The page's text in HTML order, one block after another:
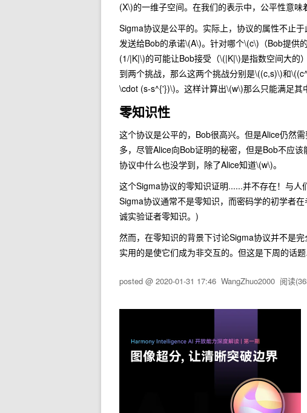
(X\)的一维子空间。在我们的表示中，公平性意
Sigma协议是公平的。实际上，协议的属性不止
发送给Bob的承诺\(A\)。针对哪个\(c\) （Bob提供
(1/|K|\)的可能让Bob接受（\(|K|\)是指数空间大的
到两个挑战，那么这两个挑战分别是\((c,s)\)和
\cdot (s-s^{'})\)。这样计算出\(w\)那么只能满足其
零知识性
这个协议是公平的，Bob很高兴。但是Alice仍然
多，尽管Alice向Bob证明的秘密，但是Bob不应
协议中什么也没学到，除了Alice知道\(w\)。
这个Sigma协议的零知识证明......并不存在！与人
Sigma协议通常不是零知识，而密码学的初学者
诚实验证者零知识。)
然而，在零知识的背景下讨论Sigma协议并不是
实用的是使它们成为非交互的。但这是下周的话
posted @ 2020-01-31 17:46 WangZhuo2000 阅读(